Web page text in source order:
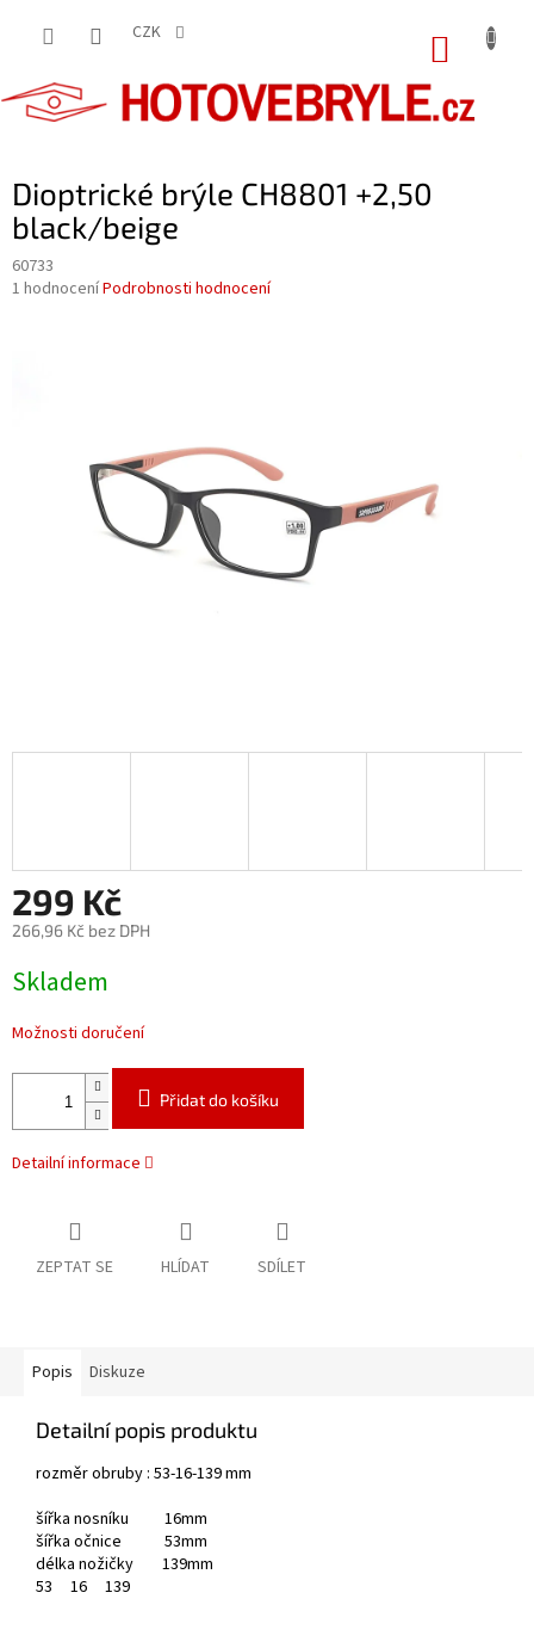
CZK
Dioptrické brýle CH8801 +2,50
black/beige
60733
Průměrné
1 hodnoceníPodrobnosti hodnocení
299 Kč
266,96 Kč bez DPH
cena:
Skladem
Možnosti doručení
Přidat do košíku
Detailní informace
ZEPTAT SE HLÍDAT SDÍLET
Popis Diskuze
Detailní popis produktu
rozměr obruby : 53-16-139 mm
šířka nosníku 16mm
šířka očnice 53mm
délka nožičky 139mm
53
16 139